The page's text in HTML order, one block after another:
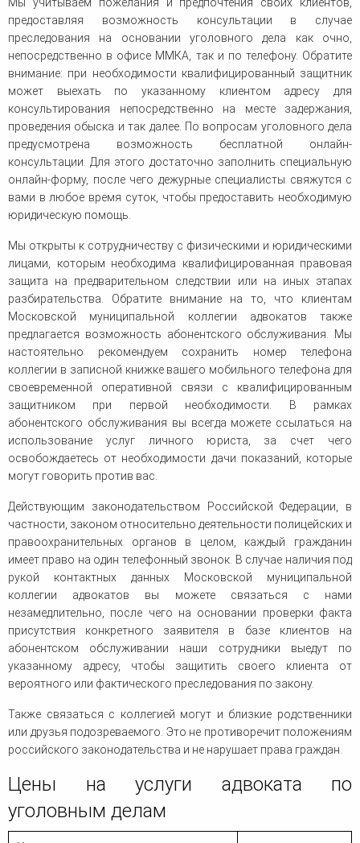
Мы учитываем пожелания и предпочтения своих клиентов,
предоставляя возможность консультации в случае
преследования на основании уголовного дела как очно,
непосредственно в офисе ММКА, так и по телефону. Обратите
внимание: при необходимости квалифицированный защитник
может выехать по указанному клиентом адресу для
консультирования непосредственно на месте задержания,
проведения обыска и так далее. По вопросам уголовного дела
предусмотрена возможность бесплатной онлайн-
консультации. Для этого достаточно заполнить специальную
онлайн-форму, после чего дежурные специалисты свяжутся с
вами в любое время суток, чтобы предоставить необходимую
юридическую помощь.
Мы открыты к сотрудничеству с физическими и юридическими
лицами, которым необходима квалифицированная правовая
защита на предварительном следствии или на иных этапах
разбирательства. Обратите внимание на то, что клиентам
Московской муниципальной коллегии адвокатов также
предлагается возможность абонентского обслуживания. Мы
настоятельно рекомендуем сохранить номер телефона
коллегии в записной книжке вашего мобильного телефона для
своевременной оперативной связи с квалифицированным
защитником при первой необходимости. В рамках
абонентского обслуживания вы всегда можете ссылаться на
использование услуг личного юриста, за счет чего
освобождаетесь от необходимости дачи показаний, которые
могут говорить против вас.
Действующим законодательством Российской Федерации, в
частности, законом относительно деятельности полицейских и
правоохранительных органов в целом, каждый гражданин
имеет право на один телефонный звонок. В случае наличия под
рукой контактных данных Московской муниципальной
коллегии адвокатов вы можете связаться с нами
незамедлительно, после чего на основании проверки факта
присутствия конкретного заявителя в базе клиентов на
абонентском обслуживании наши сотрудники выедут по
указанному адресу, чтобы защитить своего клиента от
вероятного или фактического преследования по закону.
Также связаться с коллегией могут и близкие родственники
или друзья подозреваемого. Это не противоречит положениям
российского законодательства и не нарушает права граждан.
Цены на услуги адвоката по
уголовным делам